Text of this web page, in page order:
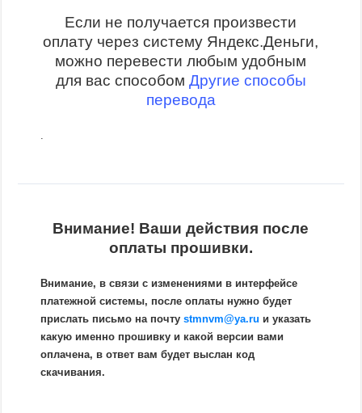
Если не получается произвести
оплату через систему Яндекс.Деньги,
можно перевести любым удобным
для вас способом Другие способы
перевода
Внимание! Ваши действия после
оплаты прошивки.
Внимание, в связи с изменениями в интерфейсе
платежной системы, после оплаты нужно будет
прислать письмо на почтуstmnvm@ya.ru и указать
какую именно прошивку и какой версии вами
оплачена, в ответ вам будет выслан код
скачивания.